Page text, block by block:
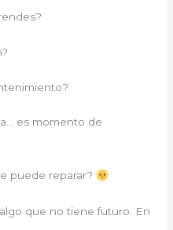
es momento de
puede reparar?
que no tiene futuro. En